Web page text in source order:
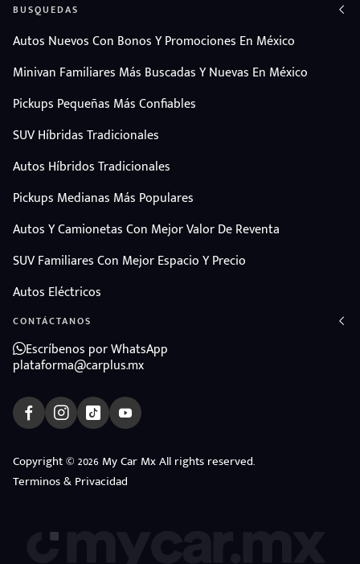
BUSQUEDAS
Autos Nuevos Con Bonos Y Promociones En México
Minivan Familiares Más Buscadas Y Nuevas En México
Pickups Pequeñas Más Confiables
SUV Híbridas Tradicionales
Autos Híbridos Tradicionales
Pickups Medianas Más Populares
Autos Y Camionetas Con Mejor Valor De Reventa
SUV Familiares Con Mejor Espacio Y Precio
Autos Eléctricos
CONTÁCTANOS
Escríbenos por WhatsApp
plataforma@carplus.mx
Copyright © 2026 My Car Mx All rights reserved.
Terminos & Privacidad